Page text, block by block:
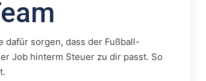
sorgen, dass der Fußball-
Job hinterm Steuer zu dir passt. So